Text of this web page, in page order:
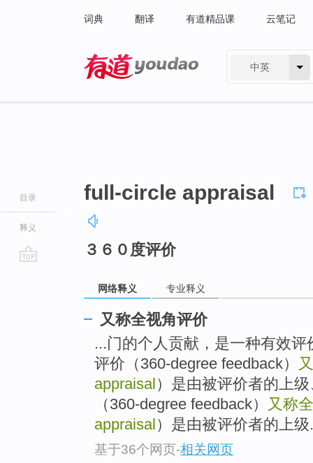
词典 翻译 有道精品课 云笔记
中英
目录
释义
full-circle appraisal
３６０度评价
网络释义 专业释义
又称全视角评价
...门的个人贡献，是一种有效
评价（360-degree feedback）
appraisal ）是由被评价者的上
（360-degree feedback）
又称
appraisal ）是由被评价者的上级
基于36个网页-相关网页